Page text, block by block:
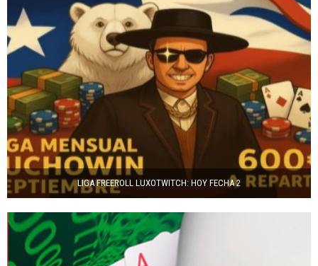
LIGA FREEROLL LUXOTWITCH: HOY FECHA 2